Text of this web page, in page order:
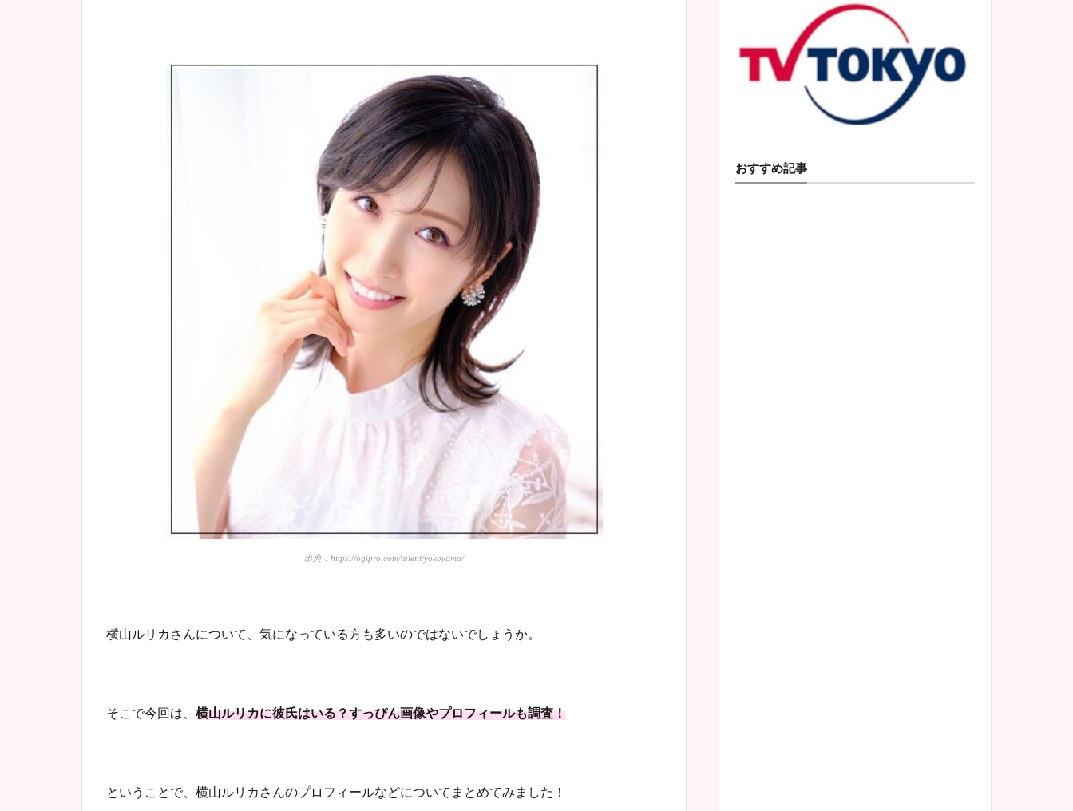
出典：https://ogipro.com/talent/yokoyama/
横山ルリカさんについて、気になっている方も多いのではないでしょうか。
そこで今回は、 横山ルリカに彼氏はいる？すっぴん画像やプロフィールも調査！
ということで、横山ルリカさんのプロフィールなどについてまとめてみました！
おすすめ記事